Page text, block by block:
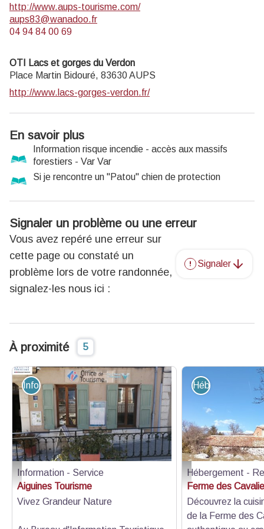
http://www.aups-tourisme.com/
aups83@wanadoo.fr
04 94 84 00 69
OTI Lacs et gorges du Verdon
Place Martin Bidouré, 83630AUPS
http://www.lacs-gorges-verdon.fr/
En savoir plus
Information risque incendie - accès aux massifs
forestiers - Var Var
Si je rencontre un "Patou" chien de protection
Signaler un problème ou une erreur
Vous avez repéré une erreur sur
cette page ou constaté un
problème lors de votre randonnée,
signalez-les nous ici :
Signaler
À proximité 5
Extérieur - LGV Tourisme
Information - Service
Information - Service
Aiguines Tourisme
Vivez Grandeur Nature
Ferme - Verley V.
Hébergement -
Hébergement -
Ferme des
Découvrez la
de la Ferme des